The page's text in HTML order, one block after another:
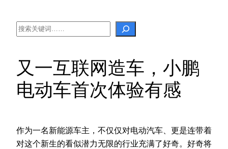
Search
又一互联网造车，小鹏
电动车首次体验有感
作为一名新能源车主，不仅仅对电动汽车、更是连带着
对这个新生的看似潜力无限的行业充满了好奇。好奇将